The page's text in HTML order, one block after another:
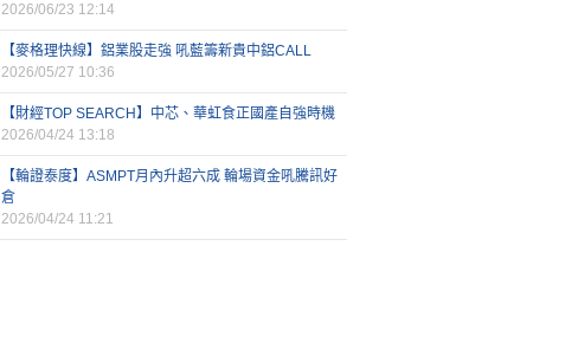
2026/06/23 12:14
【麥格理快線】鋁業股走強 吼藍籌新貴中鋁CALL
2026/05/27 10:36
【財經TOP SEARCH】中芯、華虹食正國產自強時機
2026/04/24 13:18
【輪證泰度】ASMPT月內升超六成 輪場資金吼騰訊好
倉
2026/04/24 11:21